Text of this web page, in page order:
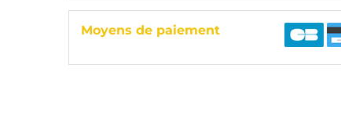
Moyens de paiement